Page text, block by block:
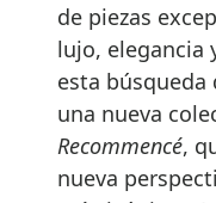
de piezas
lujo, elegancia
esta búsqueda
una nueva
Recommencé,
nueva